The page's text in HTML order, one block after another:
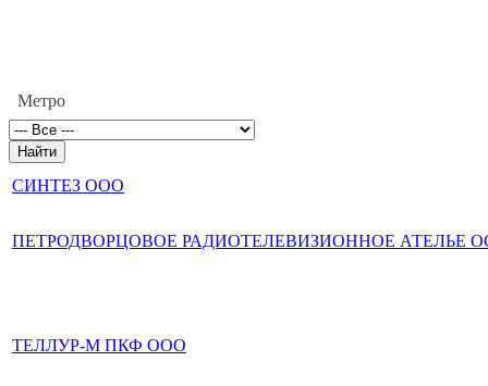
Метро
СИНТЕЗ ООО
ПЕТРОДВОРЦОВОЕ РАДИОТЕЛЕВИЗИОННОЕ АТЕЛЬЕ
ТЕЛЛУР-М ПКФ ООО